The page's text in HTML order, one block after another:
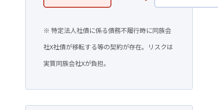
※ 特定法人社債に係る債務不履行時に同族会
社X社債が移転する等の契約が存在。リスクは
実質同族会社Xが負担。